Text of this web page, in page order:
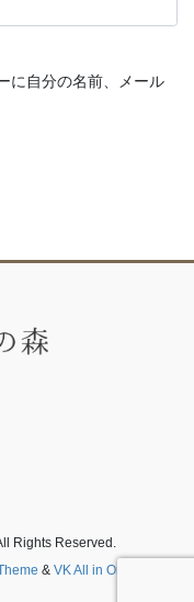
に自分の名前、メール
Rights Reserved.
& VK All in One